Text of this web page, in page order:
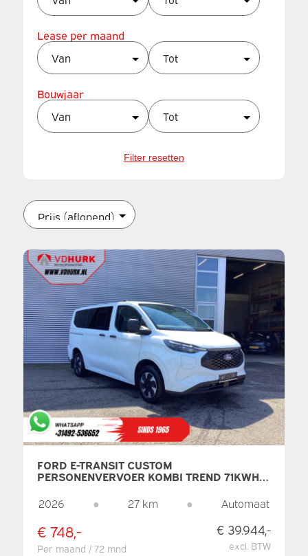
Lease per maand
Bouwjaar
Filter resetten
FORD E-TRANSIT CUSTOM
PERSONENVERVOER KOMBI TREND 71KWH
STOELVERW./ STUURVERW./ CARPLAY/ 9 P/
9 PERSOONS/ CLIMATE/ CAMERA/ PDC/
2026 ● 27 km ● Automaat
€ 748,-
Per maand / 72 mnd
€ 39.944,-
excl. BTW